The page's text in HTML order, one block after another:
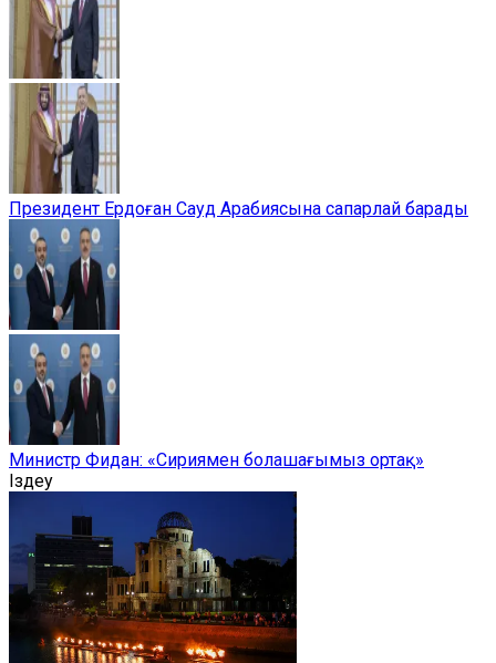
Президент Ердоған Сауд Арабиясына сапарлай барады
Министр Фидан: «Сириямен болашағымыз ортақ»
Іздеу